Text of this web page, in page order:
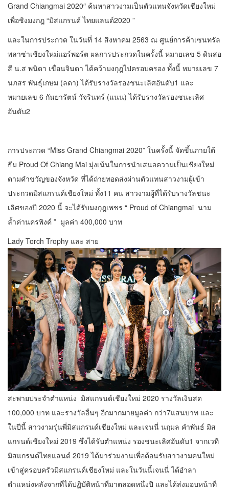
Grand Chiangmai 2020″ ค้นหาสาวงามเป็นตัวแทนจังหวัดเชียงใหม่
เพื่อชิงมงกฎ “มิสแกรนด์ ไทยแลนด์2020 ”
และในการประกวด ในวันที่ 14 สิงหาคม 2563 ณ ศูนย์การค้าเซนทรัล
พลาซ่าเชียงใหม่แอร์พอร์ต ผลการประกวดในครั้งนี้ หมายเลข 5 ดินสอ
สี น.ส พนิดา เขื่อนจินดา ได้คว้ามงกุฎไปครอบครอง ทั้งนี้ หมายเลข 7
นภสร พันธุ์เกษม (ลดา) ได้รับรางวัลรองชนะเลิศอันดับ1 และ
หมายเลข 6 กันยารัตน์ วัจรินทร์ (แนน) ได้รับรางวัลรองชนะเลิศ
อันดับ2
การประกวด “Miss Grand Chiangmai 2020” ในครั้งนี้ จัดขึ้นภายใต้
ธีม Proud Of Chiang Mai มุ่งเน้นในการนำเสนอความเป็นเชียงใหม่
ตามคำขวัญของจังหวัด ที่ได้ถ่ายทอดส่งผ่านตัวแทนสาวงามผู้เข้า
ประกวดมิสแกรนด์เชียงใหม่ ทั้ง11 คน สาวงามผู้ที่ได้รับรางวัลชนะ
เลิศของปี 2020 นี้ จะได้รับมงกุฎเพชร “ Proud of Chiangmai นาม
ล้ำค่านครพิงค์ ” มูลค่า 400,000 บาท
Lady Torch Trophy และ สาย
สะพายประจำตำแหน่ง มิสแกรนด์เชียงใหม่ 2020 รางวัลเงินสด
100,000 บาท และรางวัลอื่นๆ อีกมากมายมูลค่า กว่า7แสนบาท และ
ในปีนี้ สาวงามรุ่นพี่มิสแกรนด์เชียงใหม่ และเจนนี่ นฤมล คำพันธ์ มิส
แกรนด์เชียงใหม่ 2019 ซึ่งได้รับตำแหน่ง รองชนะเลิศอันดับ1 จากเวที
มิสแกรนด์ไทยแลนด์ 2019 ได้มาร่วมงานเพื่อต้อนรับสาวงามคนใหม่
เข้าสู่ครอบครัวมิสแกรนด์เชียงใหม่ และในวันนี้เจนนี่ ได้อำลา
ตำแหน่งหลังจากที่ได้ปฏิบัติหน้าที่มาตลอดหนึ่งปี และได้ส่งมอบหน้าที่